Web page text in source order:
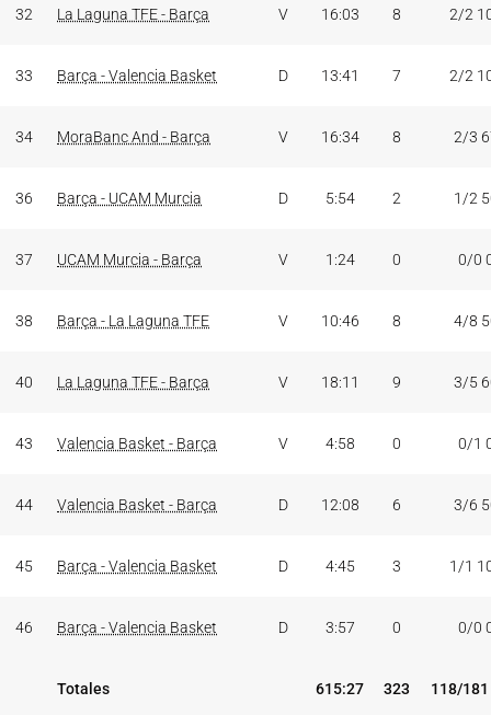
32 La Laguna TFE - Barça V 16:03 8 2/2
33 Barça - Valencia Basket D 13:41 7 2/2
34 MoraBanc And - Barça V 16:34 8 2/3
36 Barça - UCAM Murcia D 5:54 2 1/2
37 UCAM Murcia - Barça V 1:24 0 0/0
38 Barça - La Laguna TFE V 10:46 8 4/8
40 La Laguna TFE - Barça V 18:11 9 3/5
43 Valencia Basket - Barça V 4:58 0 0/1
44 Valencia Basket - Barça D 12:08 6 3/6
45 Barça - Valencia Basket D 4:45 3 1/1
46 Barça - Valencia Basket D 3:57 0 0/0
Totales 615:27 323 118/181